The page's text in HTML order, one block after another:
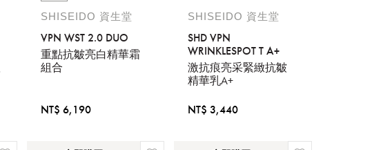
SHISEIDO 資生堂
VPN WST 2.0 DUO
重點抗皺亮白精華霜
組合
NT$ 6,190
SHISEIDO 資生堂
SHD VPN
WRINKLESPOT T A+
激抗痕亮采緊緻抗皺
精華乳A+
NT$ 3,440